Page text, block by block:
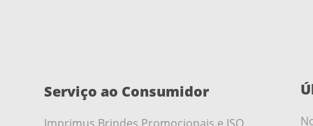
Serviço ao Consumidor